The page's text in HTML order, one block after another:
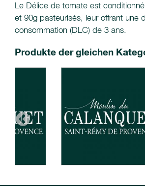
Le Délice de tomate est
et 90g pasteurisés, leur offrant une
consommation (DLC) de 3 ans.
Produkte der gleichen